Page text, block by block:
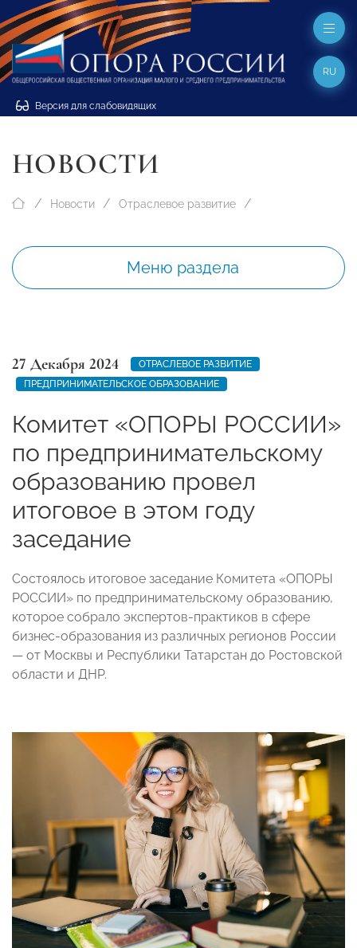
Версия для слабовидящих
RU
НОВОСТИ
Новости Отраслевое развитие
Меню раздела
27 Декабря 2024
ОТРАСЛЕВОЕ РАЗВИТИЕ
ПРЕДПРИНИМАТЕЛЬСКОЕ ОБРАЗОВАНИЕ
Комитет «ОПОРЫ РОССИИ»
по предпринимательскому
образованию провел
итоговое в этом году
заседание
Состоялось итоговое заседание Комитета «ОПОРЫ
РОССИИ» по предпринимательскому образованию,
которое собрало экспертов-практиков в сфере
бизнес-образования из различных регионов России
— от Москвы и Республики Татарстан до Ростовской
области и ДНР.